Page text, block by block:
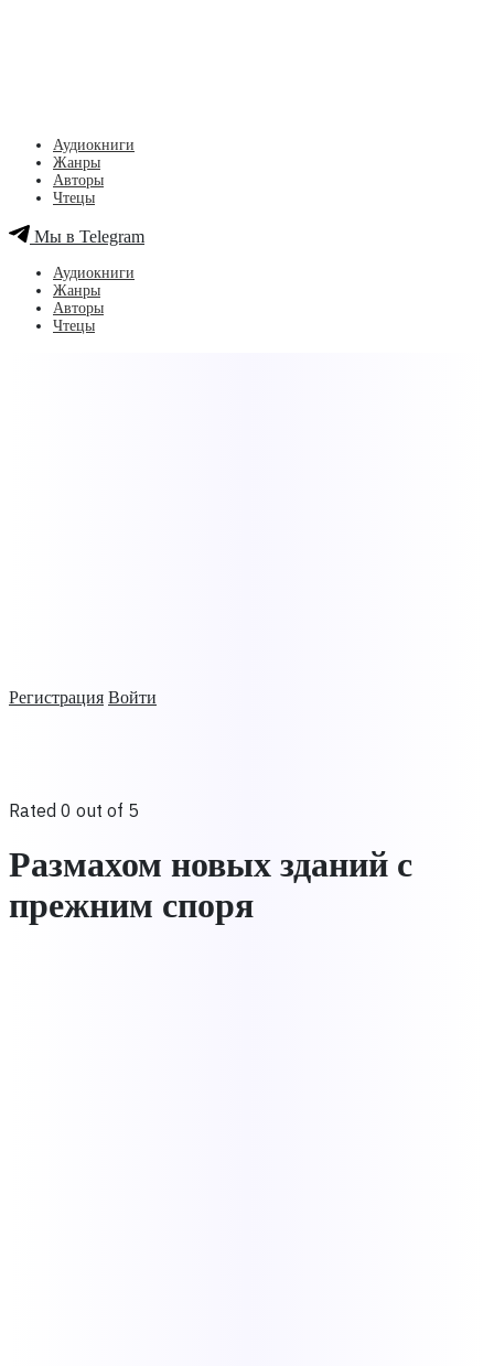
Регистрация Войти
Аудиокниги
Жанры
Авторы
Чтецы
Мы в Telegram
Аудиокниги
Жанры
Авторы
Чтецы
Rated 0 out of 5
Размахом новых зданий с
прежним споря